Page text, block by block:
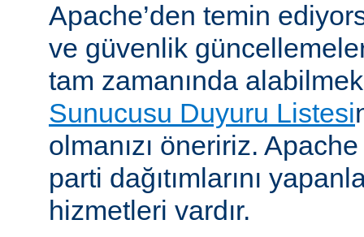
Apache’den temin
ve güvenlik
tam zamanında
Sunucusu Duyuru Listesi
olmanızı öneririz. Apache
parti dağıtımlarını
hizmetleri vardır.